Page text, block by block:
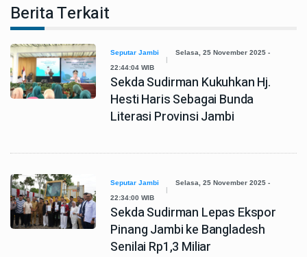
Berita Terkait
Seputar Jambi
Selasa, 25 November 2025 -
22:44:04 WIB
Sekda Sudirman Kukuhkan Hj.
Hesti Haris Sebagai Bunda
Literasi Provinsi Jambi
Seputar Jambi
Selasa, 25 November 2025 -
22:34:00 WIB
Sekda Sudirman Lepas Ekspor
Pinang Jambi ke Bangladesh
Senilai Rp1,3 Miliar